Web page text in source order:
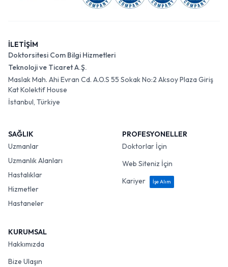
İLETİŞİM
Doktorsitesi Com Bilgi Hizmetleri
Teknoloji ve Ticaret A.Ş.
Maslak Mah. Ahi Evran Cd. A.O.S 55 Sokak No:2 Aksoy Plaza Giriş
Kat Kolektif House
İstanbul, Türkiye
SAĞLIK
Uzmanlar
Uzmanlık Alanları
Hastalıklar
Hizmetler
Hastaneler
PROFESYONELLER
Doktorlar İçin
Web Siteniz İçin
Kariyer
İşe Alım
KURUMSAL
Hakkımızda
Bize Ulaşın